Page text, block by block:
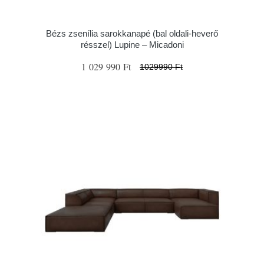
Bézs zsenília sarokkanapé (bal oldali-heverő
résszel) Lupine – Micadoni
1 029 990 Ft 1029990 Ft